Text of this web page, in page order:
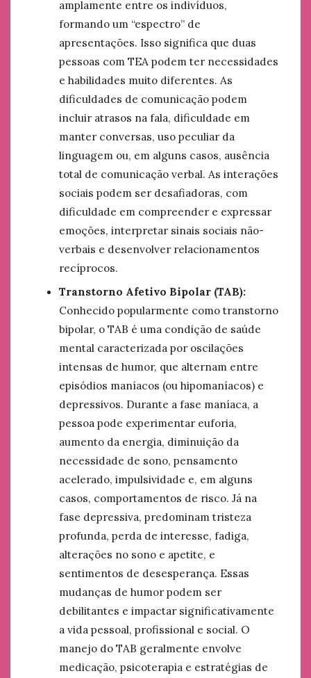
amplamente entre os indivíduos,
formando um “espectro” de
apresentações. Isso significa que duas
pessoas com TEA podem ter necessidades
e habilidades muito diferentes. As
dificuldades de comunicação podem
incluir atrasos na fala, dificuldade em
manter conversas, uso peculiar da
linguagem ou, em alguns casos, ausência
total de comunicação verbal. As interações
sociais podem ser desafiadoras, com
dificuldade em compreender e expressar
emoções, interpretar sinais sociais não-
verbais e desenvolver relacionamentos
recíprocos.
Transtorno Afetivo Bipolar (TAB):
Conhecido popularmente como transtorno
bipolar, o TAB é uma condição de saúde
mental caracterizada por oscilações
intensas de humor, que alternam entre
episódios maníacos (ou hipomaníacos) e
depressivos. Durante a fase maníaca, a
pessoa pode experimentar euforia,
aumento da energia, diminuição da
necessidade de sono, pensamento
acelerado, impulsividade e, em alguns
casos, comportamentos de risco. Já na
fase depressiva, predominam tristeza
profunda, perda de interesse, fadiga,
alterações no sono e apetite, e
sentimentos de desesperança. Essas
mudanças de humor podem ser
debilitantes e impactar significativamente
a vida pessoal, profissional e social. O
manejo do TAB geralmente envolve
medicação, psicoterapia e estratégias de